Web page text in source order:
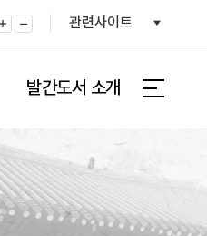
화면확대화면축소
관련사이트
발간도서 소개
전체메뉴